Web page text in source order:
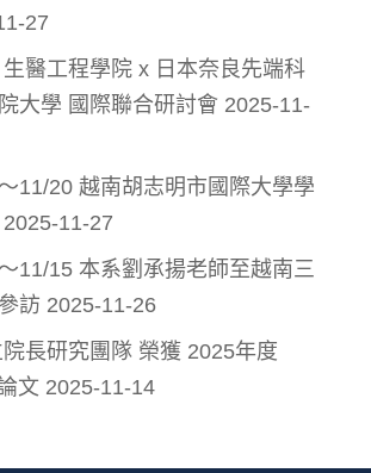
27
醫工程學院 x 日本奈良先端科
大學 國際聯合研討會 2025-11-
11/20 越南胡志明市國際大學學
2025-11-27
11/15 本系劉承揚老師至越南三
訪 2025-11-26
長研究團隊 榮獲 2025年度
文 2025-11-14